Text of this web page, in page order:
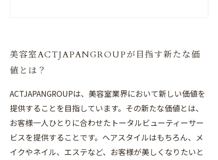
美容室ACTJAPANGROUPが目指す新たな価
値とは？
ACTJAPANGROUPは、美容室業界において新しい価値を
提供することを目指しています。その新たな価値とは、
お客様一人ひとりに合わせたトータルビューティーサー
ビスを提供することです。ヘアスタイルはもちろん、メ
イクやネイル、エステなど、お客様が美しくなりたいと